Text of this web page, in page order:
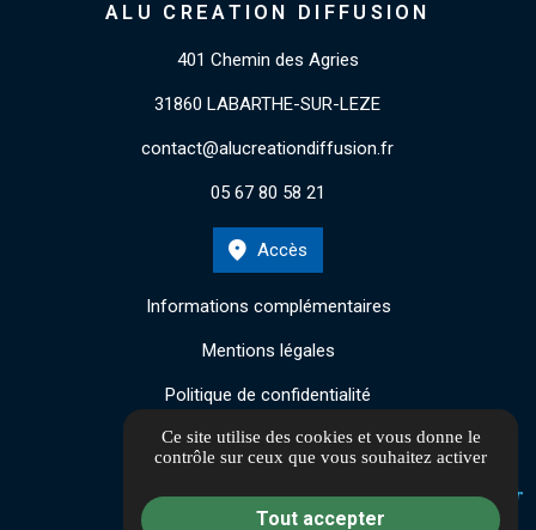
ALU CREATION DIFFUSION
401 Chemin des Agries
31860 LABARTHE-SUR-LEZE
contact@alucreationdiffusion.fr
05 67 80 58 21
Accès
Informations complémentaires
Mentions légales
Politique de confidentialité
Gestion des cookies
Ce site utilise des cookies et vous donne le
contrôle sur ceux que vous souhaitez activer
Tout accepter